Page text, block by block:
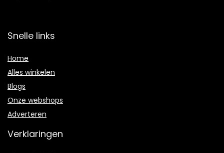
Snelle links
Home
Alles winkelen
Blogs
Onze webshops
Adverteren
Verklaringen